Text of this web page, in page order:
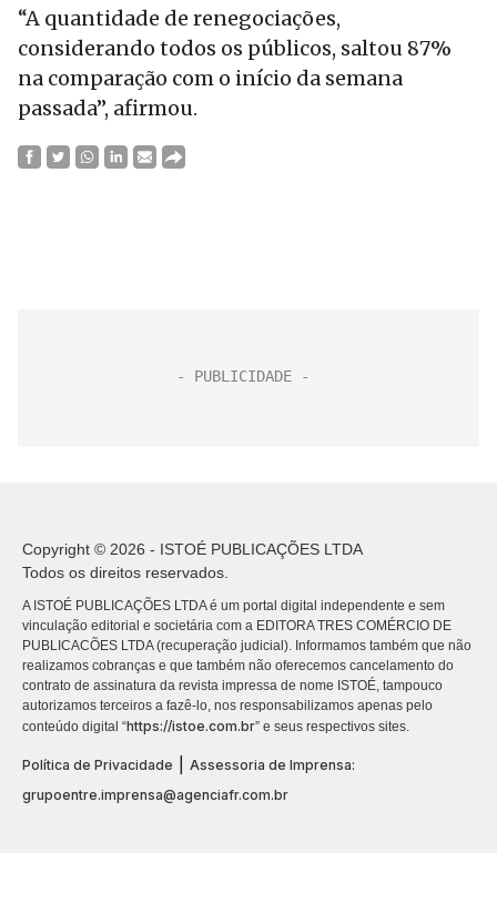
“A quantidade de renegociações,
considerando todos os públicos, saltou 87%
na comparação com o início da semana
passada”, afirmou.
Copyright © 2026 - ISTOÉ PUBLICAÇÕES LTDA
Todos os direitos reservados.
A ISTOÉ PUBLICAÇÕES LTDA é um portal digital independente e sem
vinculação editorial e societária com a EDITORA TRES COMÉRCIO DE
PUBLICACÕES LTDA (recuperação judicial). Informamos também que não
realizamos cobranças e que também não oferecemos cancelamento do
contrato de assinatura da revista impressa de nome ISTOÉ, tampouco
autorizamos terceiros a fazê-lo, nos responsabilizamos apenas pelo
conteúdo digital “https://istoe.com.br” e seus respectivos sites.
Política de Privacidade
Assessoria de Imprensa:
grupoentre.imprensa@agenciafr.com.br